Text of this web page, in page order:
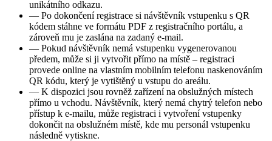
unikátního odkazu.
— Po dokončení registrace si návštěvník vstupenku s QR
kódem stáhne ve formátu PDF z registračního portálu, a
zároveň mu je zaslána na zadaný e-mail.
— Pokud návštěvník nemá vstupenku vygenerovanou
předem, může si ji vytvořit přímo na místě – registraci
provede online na vlastním mobilním telefonu naskenováním
QR kódu, který je vytištěný u vstupu do areálu.
— K dispozici jsou rovněž zařízení na obslužných místech
přímo u vchodu. Návštěvník, který nemá chytrý telefon nebo
přístup k e-mailu, může registraci i vytvoření vstupenky
dokončit na obslužném místě, kde mu personál vstupenku
následně vytiskne.